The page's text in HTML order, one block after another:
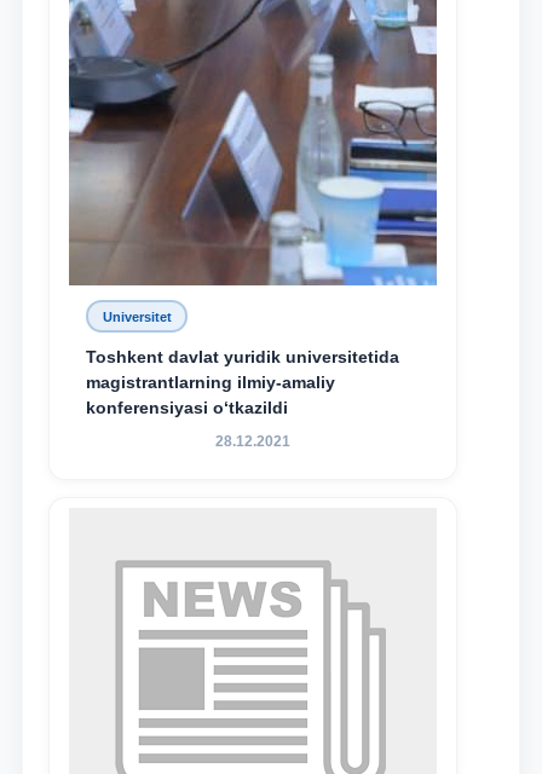
yuborish
Universitet
Toshkent davlat yuridik universitetida
magistrantlarning ilmiy-amaliy
konferensiyasi o‘tkazildi
28.12.2021